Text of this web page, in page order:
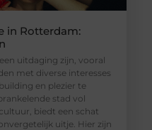
in Rotterdam:
uitdaging zijn, vooral
met diverse interesses
en plezier te
stad vol
biedt een schat
uitje. Hier zijn